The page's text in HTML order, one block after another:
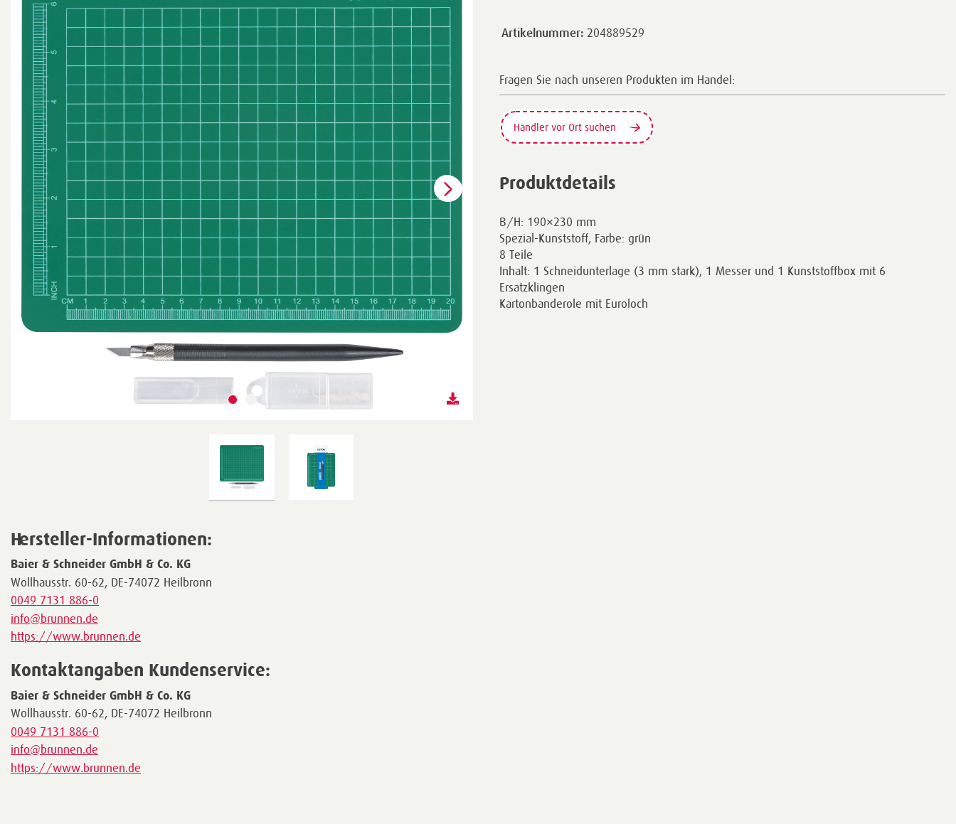
Artikelnummer: 204889529
Fragen Sie nach unseren Produkten im Handel:
Händler vor Ort suchen
Produktdetails
B/H: 190×230 mm
Spezial-Kunststoff, Farbe: grün
8 Teile
Inhalt: 1 Schneidunterlage (3 mm stark), 1 Messer und 1 Kunststoffbox mit 6
Ersatzklingen
Kartonbanderole mit Euroloch
Hersteller-Informationen:
Baier & Schneider GmbH & Co. KG
Wollhausstr. 60-62, DE-74072 Heilbronn
0049 7131 886-0
info@brunnen.de
https://www.brunnen.de
Kontaktangaben Kundenservice:
Baier & Schneider GmbH & Co. KG
Wollhausstr. 60-62, DE-74072 Heilbronn
0049 7131 886-0
info@brunnen.de
https://www.brunnen.de